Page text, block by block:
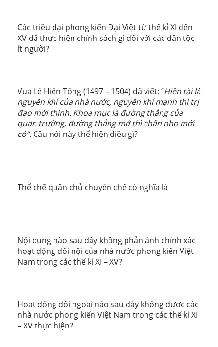
Các triều đại phong kiến Đại Việt từ thế kỉ XI đến
XV đã thực hiện chính sách gì đối với các dân tộc
ít người?
Vua Lê Hiến Tông (1497 – 1504) đã viết: “Hiền tài là
nguyên khí của nhà nước, nguyên khí mạnh thì trị
đạo mới thịnh. Khoa mục là đường thẳng của
quan trường, đường thẳng mở thì chân nho mới
có”. Câu nói này thể hiện điều gì?
Thể chế quân chủ chuyên chế có nghĩa là
Nội dung nào sau đây không phản ánh chính xác
hoạt động đối nội của nhà nước phong kiến Việt
Nam trong các thế kỉ XI – XV?
Hoạt động đối ngoại nào sau đây không được các
nhà nước phong kiến Việt Nam trong các thế kỉ XI
– XV thực hiện?